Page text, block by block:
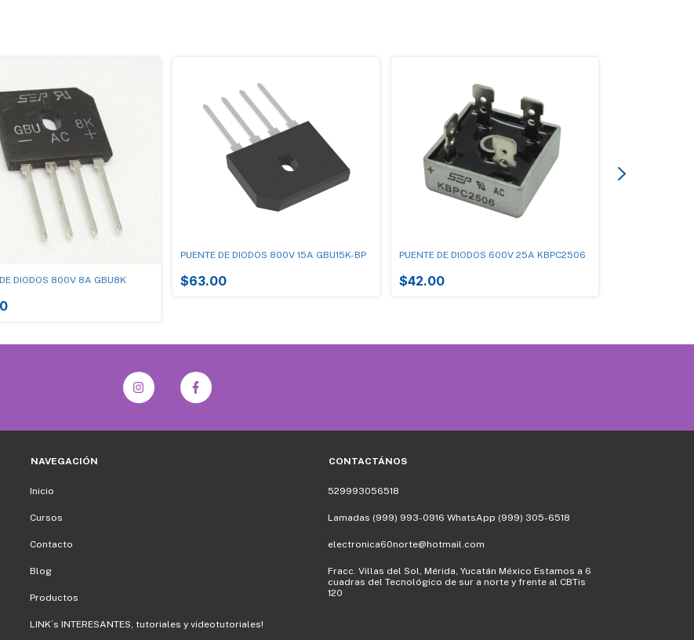
DIODOS 800V 8A GBU8K
PUENTE DE DIODOS 800V 15A GBU15K-BP
$63.00
PUENTE DE DIODOS 600V 25A KBPC2506
$42.00
NAVEGACIÓN
Inicio
Cursos
Contacto
Blog
Productos
LINK´s INTERESANTES, tutoriales y videotutoriales!
CONTACTÁNOS
529993056518
Lamadas (999) 993-0916 WhatsApp (999) 305-6518
electronica60norte@hotmail.com
Fracc. Villas del Sol, Mérida, Yucatán México Estamos a 6
cuadras del Tecnológico de sur a norte y frente al CBTis
120